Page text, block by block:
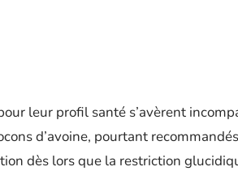
leur profil santé s’avèrent
d’avoine, pourtant
dès lors que la restriction